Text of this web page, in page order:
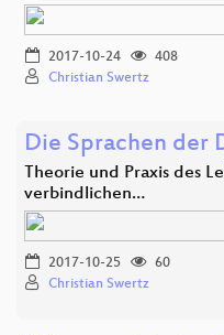
2017-10-24
408
Christian Swertz
Die Sprachen der
Theorie und Praxis des
verbindlichen…
2017-10-25
60
Christian Swertz